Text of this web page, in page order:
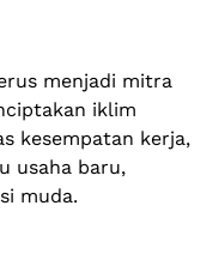
menjadi mitra
iklim
kesempatan kerja,
usaha baru,
muda.